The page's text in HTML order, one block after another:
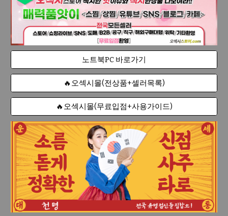
노트북PC 바로가기
🔥오섹시몰(전상품+셀러목록)
🔥오섹시몰(무료입점+사용가이드)